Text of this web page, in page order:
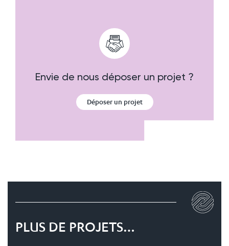
Envie de nous déposer un projet ?
Déposer un projet
PLUS DE PROJETS…